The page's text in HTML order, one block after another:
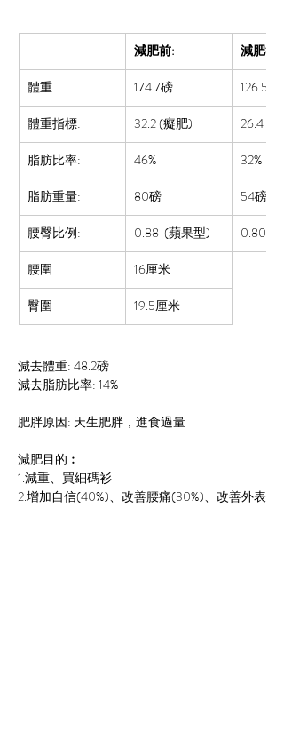
減肥前: 減肥後:
體重 174.7磅 126.5
體重指標: 32.2 (癡肥) 26.4 (肥
脂肪比率: 46% 32%
脂肪重量: 80磅 54磅
腰臀比例: 0.88  (蘋果型) 0.80 (正
腰圍 16厘米
臀圍 19.5厘米
減去體重: 48.2磅
減去脂肪比率: 14%
肥胖原因: 天生肥胖，進食過量
減肥目的︰
1.減重、買細碼衫
2.增加自信(40%)、改善腰痛(30%)、改善外表